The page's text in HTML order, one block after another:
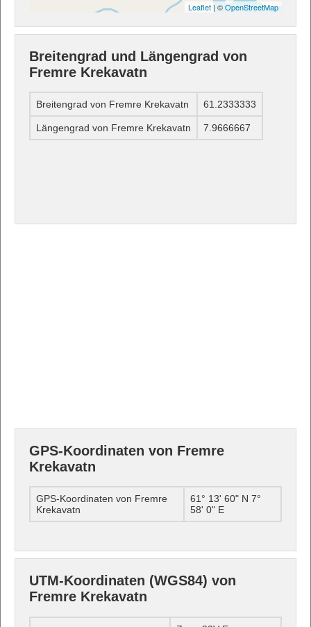
Leaflet | ©OpenStreetMap
Breitengrad und Längengrad von
Fremre Krekavatn
Breitengrad von Fremre Krekavatn 61.2333333
Längengrad von Fremre Krekavatn 7.9666667
GPS-Koordinaten von Fremre
Krekavatn
GPS-Koordinaten von Fremre
Krekavatn
61° 13' 60" N 7°
58' 0" E
UTM-Koordinaten (WGS84) von
Fremre Krekavatn